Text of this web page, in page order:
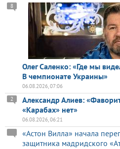
Олег Саленко: «Где мы
В чемпионате Украины»
8
06.08.2026, 07:06
Александр Алиев:
«Карабах» нет»
2
06.08.2026, 06:21
«Астон Вилла» начала
защитника мадридского